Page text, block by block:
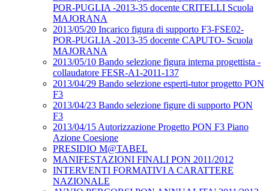
POR-PUGLIA -2013-35 docente CRITELLI Scuola
MAJORANA
2013/05/20 Incarico figura di supporto F3-FSE02-
POR-PUGLIA -2013-35 docente CAPUTO- Scuola
MAJORANA
2013/05/10 Bando selezione figura interna progettista -
collaudatore FESR-A1-2011-137
2013/04/29 Bando selezione esperti-tutor progetto PON
F3
2013/04/23 Bando selezione figure di supporto PON
F3
2013/04/15 Autorizzazione Progetto PON F3 Piano
Azione Coesione
PRESIDIO M@TABEL
MANIFESTAZIONI FINALI PON 2011/2012
INTERVENTI FORMATIVI A CARATTERE
NAZIONALE